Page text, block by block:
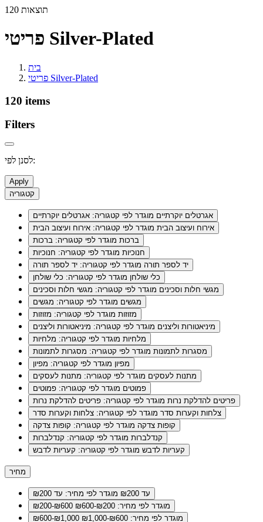
120 תוצאות
פריטי Silver-Plated
בית
פריטי Silver-Plated
120 items
Filters
לסנן לפי:
Apply
קטגוריה
אגרטלים יוקרתיים מוגדר לפי קטגוריה: אגרטלים יוקרתיים
אירוח ועיצוב הבית מוגדר לפי קטגוריה: אירוח ועיצוב הבית
ברכות מוגדר לפי קטגוריה: ברכות
חנוכיות מוגדר לפי קטגוריה: חנוכיות
יד לספר תורה מוגדר לפי קטגוריה: יד לספר תורה
כלי שולחן מוגדר לפי קטגוריה: כלי שולחן
מגשי חלות וסכינים מוגדר לפי קטגוריה: מגשי חלות וסכינים
מגשים מוגדר לפי קטגוריה: מגשים
מזוזות מוגדר לפי קטגוריה: מזוזות
מיניאטורות וליצנים מוגדר לפי קטגוריה: מיניאטורות וליצנים
מלחיות מוגדר לפי קטגוריה: מלחיות
מסגרות לתמונות מוגדר לפי קטגוריה: מסגרות לתמונות
מפיון מוגדר לפי קטגוריה: מפיון
מתנות לעסקים מוגדר לפי קטגוריה: מתנות לעסקים
פמוטים מוגדר לפי קטגוריה: פמוטים
פריטים להדלקת נרות מוגדר לפי קטגוריה: פריטים להדלקת נרות
צלחות וקערות סדר מוגדר לפי קטגוריה: צלחות וקערות סדר
קופות צדקה מוגדר לפי קטגוריה: קופות צדקה
קנדלברות מוגדר לפי קטגוריה: קנדלברות
קעריות לדבש מוגדר לפי קטגוריה: קעריות לדבש
מחיר
עד ₪200
מוגדר לפי מחיר: עד ₪200
₪200-₪600
מוגדר לפי מחיר: ₪200-₪600
₪600-₪1,000
מוגדר לפי מחיר: ₪600-₪1,000